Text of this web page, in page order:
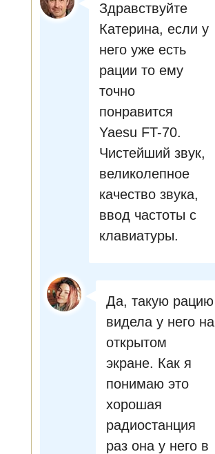
Здравствуйте
Катерина, если у
него уже есть
рации то ему
точно
понравится
Yaesu FT-70.
Чистейший звук,
великолепное
качество звука,
ввод частоты с
клавиатуры.
Да, такую рацию
видела у него на
открытом
экране. Как я
понимаю это
хорошая
радиостанция
раз она у него в